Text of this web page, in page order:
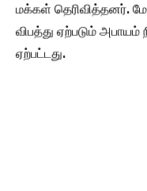
மக்கள் தெரிவித்தனர்.
விபத்து ஏற்படும் அபாயம்
ஏற்பட்டது.